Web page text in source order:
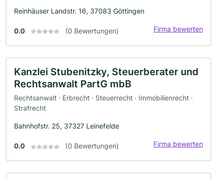
Reinhäuser Landstr. 16, 37083 Göttingen
0.0 (0 Bewertungen) Firma bewerten
Kanzlei Stubenitzky, Steuerberater und
Rechtsanwalt PartG mbB
Rechtsanwalt · Erbrecht · Steuerrecht · Immobilienrecht ·
Strafrecht
Bahnhofstr. 25, 37327 Leinefelde
0.0 (0 Bewertungen) Firma bewerten